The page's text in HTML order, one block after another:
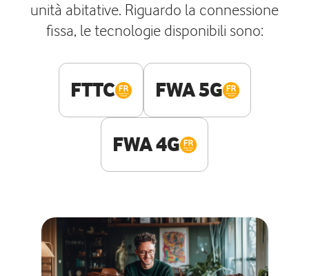
unità abitative. Riguardo la connessione
fissa, le tecnologie disponibili sono:
FTTC FWA 5G
FWA 4G